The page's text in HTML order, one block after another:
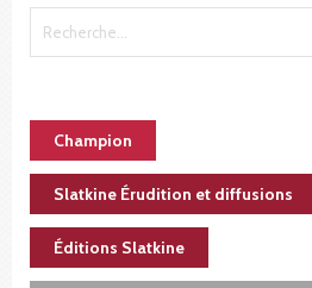
Champion
Slatkine Érudition et diffusions
Éditions Slatkine